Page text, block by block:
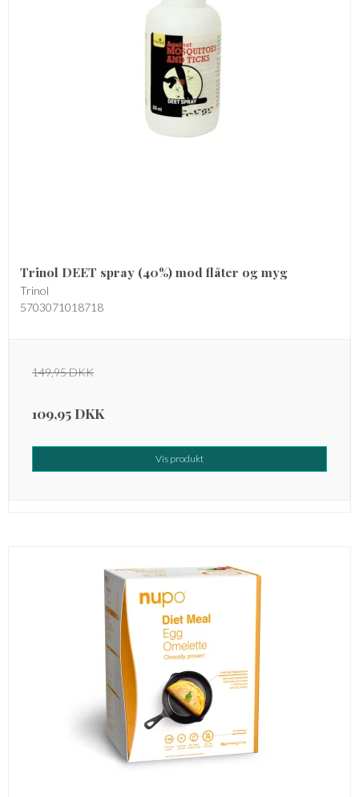
Trinol DEET spray (40%) mod flåter og myg
Trinol
5703071018718
149,95 DKK
109,95 DKK
Vis produkt